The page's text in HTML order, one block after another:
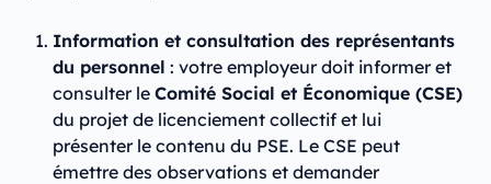
Information et consultation des représentants
du personnel : votre employeur doit informer et
consulter le Comité Social et Économique (CSE)
du projet de licenciement collectif et lui
présenter le contenu du PSE. Le CSE peut
émettre des observations et demander